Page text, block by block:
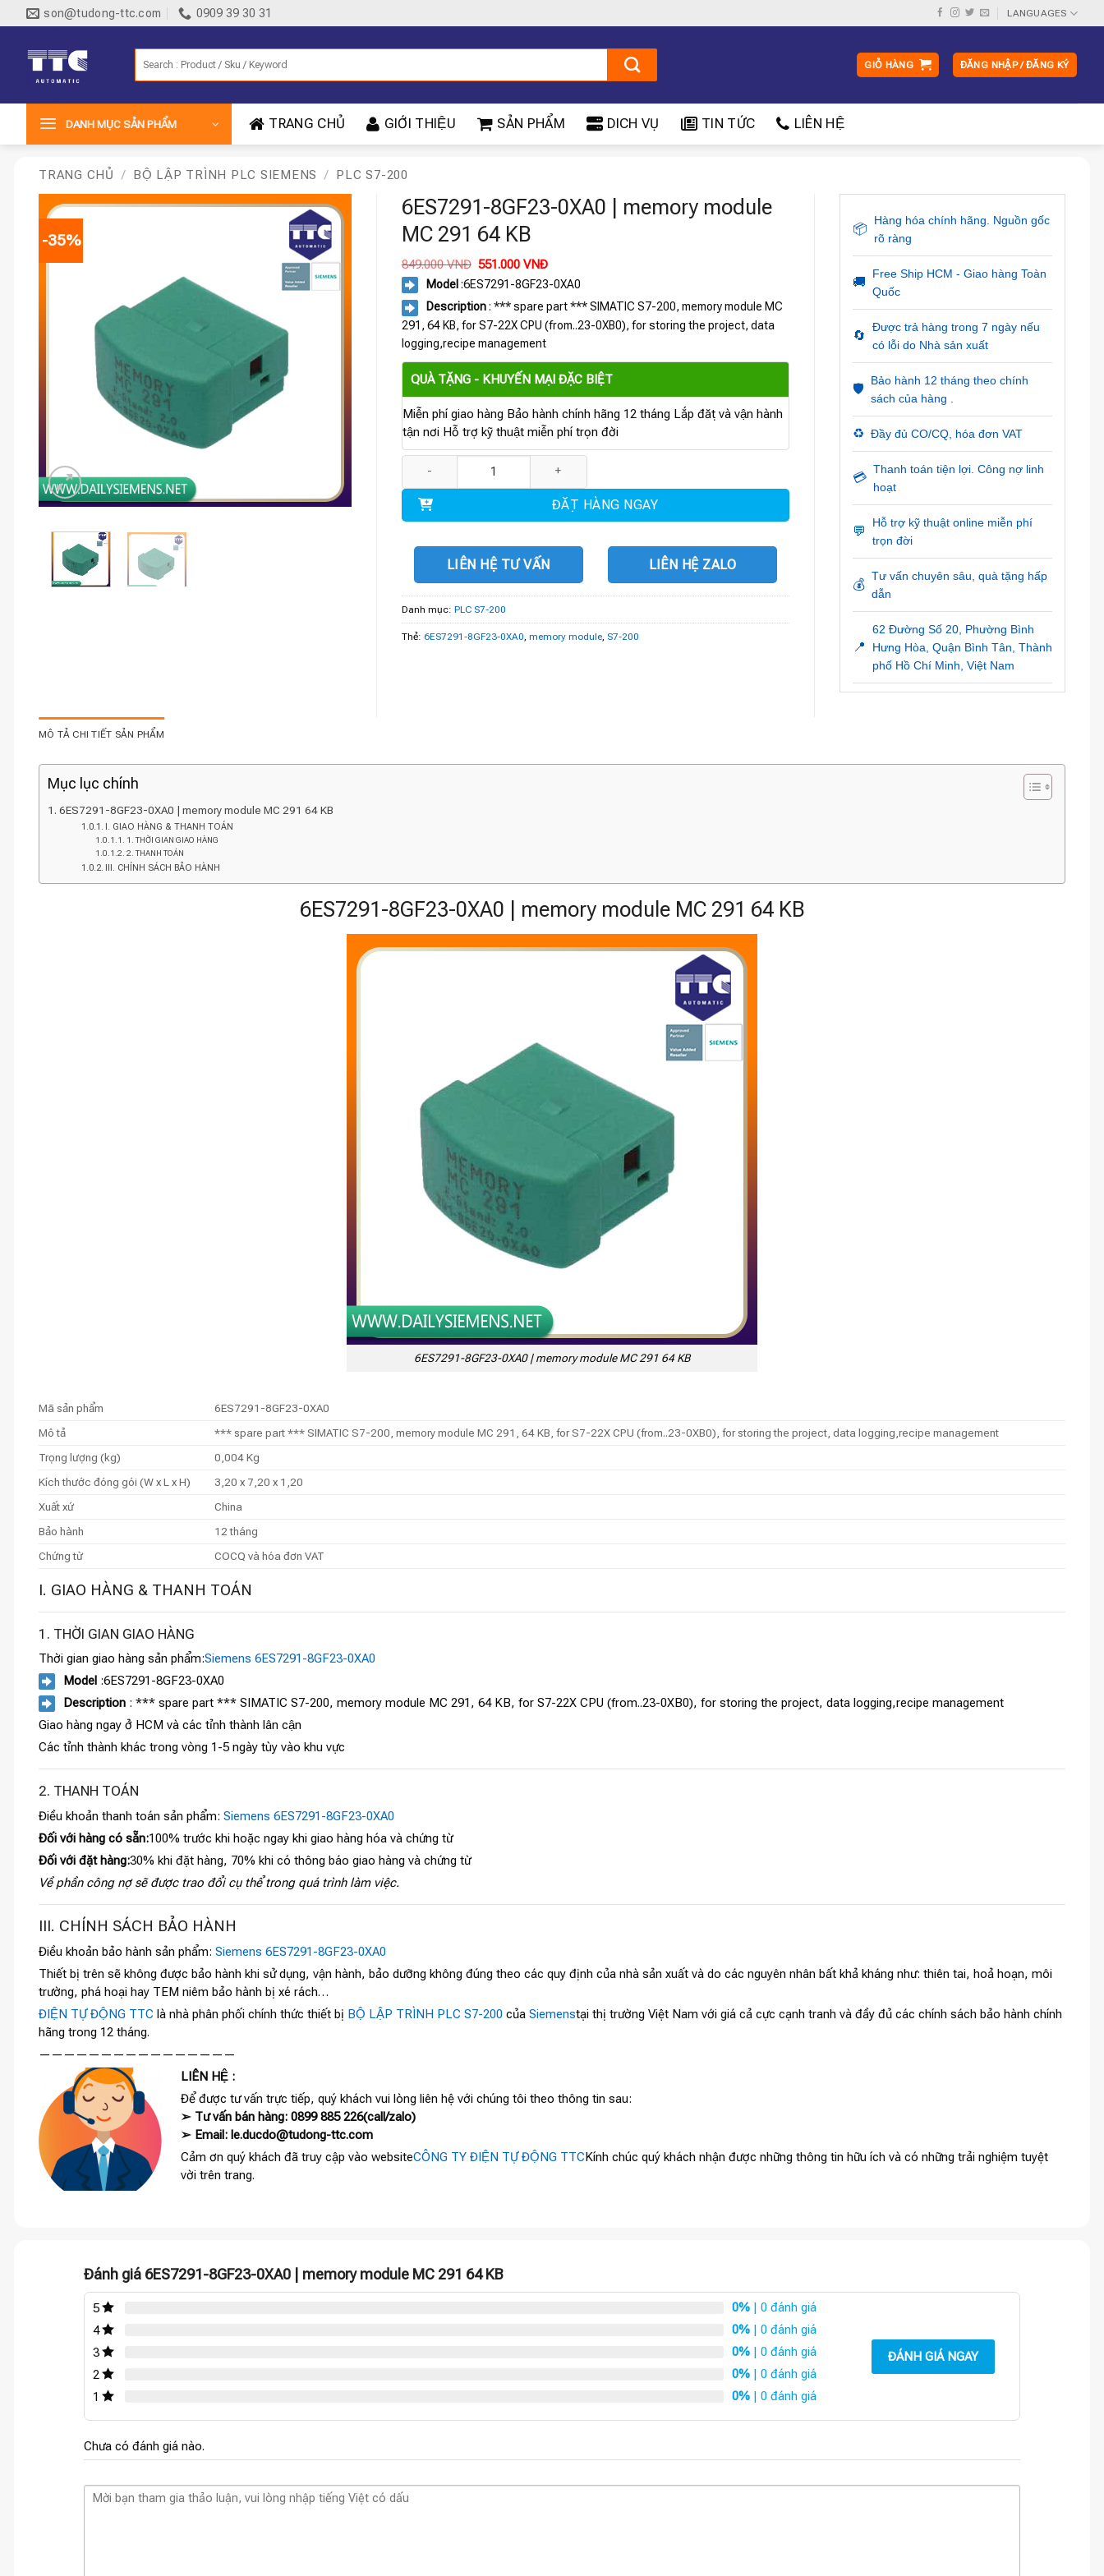
qua
son@tudong-ttc.com 0909 39 30 31 LANGUAGES
GIỎ HÀNG ĐĂNG NHẬP / ĐĂNG KÝ
DANH MỤC SẢN PHẨM TRANG CHỦ GIỚI THIỆU SẢN PHẨM DICH VỤ TIN TỨC LIÊN HỆ
TRANG CHỦ / BỘ LẬP TRÌNH PLC SIEMENS / PLC S7-200
-35%
6ES7291-8GF23-0XA0 | memory module
MC 291 64 KB
849.000VNĐ Giá
gốc
là:
849.000 VNĐ.
551.000VNĐGiá
hiện
tại
là:
551.000 VNĐ.
Model :6ES7291-8GF23-0XA0
Description: *** spare part *** SIMATIC S7-200, memory module MC
291, 64 KB, for S7-22X CPU (from..23-0XB0), for storing the project, data
logging,recipe management
QUÀ TẶNG - KHUYẾN MẠI ĐẶC BIỆT
Miễn phí giao hàng Bảo hành chính hãng 12 tháng Lắp đặt và vận hành
tận nơi Hỗ trợ kỹ thuật miễn phí trọn đời
ĐẶT HÀNG NGAY
LIÊN HỆ TƯ VẤN LIÊN HỆ ZALO
Danh mục: PLC S7-200
Thẻ: 6ES7291-8GF23-0XA0 memory module, S7-200
📦
Hàng hóa chính hãng. Nguồn gốc
rõ ràng
🚚
Free Ship HCM - Giao hàng Toàn
Quốc
🔄
Được trả hàng trong 7 ngày nếu
có lỗi do Nhà sản xuất
🛡️
Bảo hành 12 tháng theo chính
sách của hàng .
♻️ Đầy đủ CO/CQ, hóa đơn VAT
💳
Thanh toán tiện lợi. Công nợ linh
hoạt
💬
Hỗ trợ kỹ thuật online miễn phí
trọn đời
💰
Tư vấn chuyên sâu, quà tặng hấp
dẫn
📍
62 Đường Số 20, Phường Bình
Hưng Hòa, Quận Bình Tân, Thành
phố Hồ Chí Minh, Việt Nam
MÔ TẢ CHI TIẾT SẢN PHẨM
Mục lục chính
6ES7291-8GF23-0XA0 | memory module MC 291 64 KB
I. GIAO HÀNG & THANH TOÁN
1. THỜI GIAN GIAO HÀNG
2. THANH TOÁN
III. CHÍNH SÁCH BẢO HÀNH
6ES7291-8GF23-0XA0 | memory module MC 291 64 KB
6ES7291-8GF23-0XA0 | memory module MC 291 64 KB
Mã sản phẩm
6ES7291-8GF23-0XA0
Mô tả
*** spare part *** SIMATIC S7-200, memory module MC 291, 64 KB, for S7-22X CPU (from..23-0XB0), for storing the project, data logging,recipe management
Trọng lượng (kg)
0,004 Kg
Kích thước đóng gói (W x L x H)
3,20 x 7,20 x 1,20
Xuất xứ
China
Bảo hành
12 tháng
Chứng từ
COCQ và hóa đơn VAT
I. GIAO HÀNG & THANH TOÁN
1. THỜI GIAN GIAO HÀNG
Thời gian giao hàng sản phẩm:Siemens 6ES7291-8GF23-0XA0
Model :6ES7291-8GF23-0XA0
Description : *** spare part *** SIMATIC S7-200, memory module MC 291, 64 KB, for S7-22X CPU (from..23-0XB0), for storing the project, data logging,recipe management
Giao hàng ngay ở HCM và các tỉnh thành lân cận
Các tỉnh thành khác trong vòng 1-5 ngày tùy vào khu vực
2. THANH TOÁN
Điều khoản thanh toán sản phẩm: Siemens 6ES7291-8GF23-0XA0
Đối với hàng có sẵn:100% trước khi hoặc ngay khi giao hàng hóa và chứng từ
Đối với đặt hàng:30% khi đặt hàng, 70% khi có thông báo giao hàng và chứng từ
Về phần công nợ sẽ được trao đổi cụ thể trong quá trình làm việc.
III. CHÍNH SÁCH BẢO HÀNH
Điều khoản bảo hành sản phẩm: Siemens 6ES7291-8GF23-0XA0
Thiết bị trên sẽ không được bảo hành khi sử dụng, vận hành, bảo dưỡng không đúng theo các quy định của nhà sản xuất và do các nguyên nhân bất khả kháng như: thiên tai, hoả hoạn, môi
trường, phá hoại hay TEM niêm bảo hành bị xé rách…
ĐIỆN TỰ ĐỘNG TTC là nhà phân phối chính thức thiết bị BỘ LẬP TRÌNH PLC S7-200 của Siemenstại thị trường Việt Nam với giá cả cực cạnh tranh và đầy đủ các chính sách bảo hành chính
hãng trong 12 tháng.
————————————————
LIÊN HỆ :
Để được tư vấn trực tiếp, quý khách vui lòng liên hệ với chúng tôi theo thông tin sau:
➢ Tư vấn bán hàng: 0899 885 226(call/zalo)
➢ Email: le.ducdo@tudong-ttc.com
Cảm ơn quý khách đã truy cập vào websiteCÔNG TY ĐIỆN TỰ ĐỘNG TTCKính chúc quý khách nhận được những thông tin hữu ích và có những trải nghiệm tuyệt
vời trên trang.
Đánh giá 6ES7291-8GF23-0XA0 | memory module MC 291 64 KB
5 0% | 0 đánh giá
4
0% | 0 đánh giá
3
0% | 0 đánh giá
2
0% | 0 đánh giá
1
0% | 0 đánh giá
ĐÁNH GIÁ NGAY
Chưa có đánh giá nào.